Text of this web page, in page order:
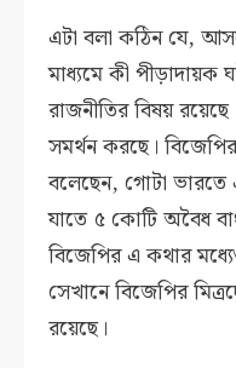
এটা বলা কঠিন যে,
মাধ্যমে কী পীড়াদায়ক
রাজনীতির বিষয়
সমর্থন করছে।
বলেছেন, গোটা
যাতে ৫ কোটি অবৈধ
বিজেপির এ কথার
সেখানে বিজেপির
রয়েছে।